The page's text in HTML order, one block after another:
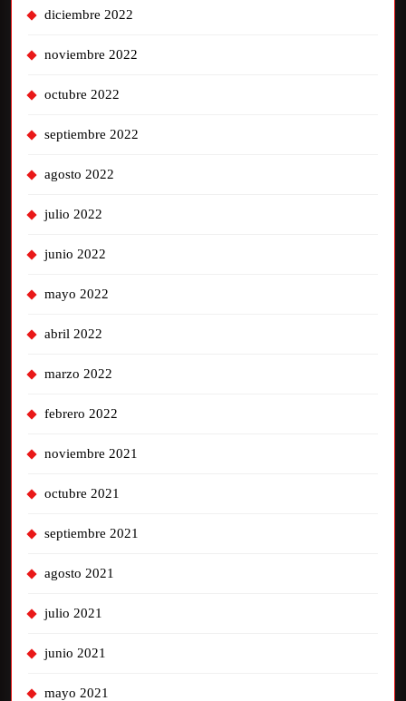
diciembre 2022
noviembre 2022
octubre 2022
septiembre 2022
agosto 2022
julio 2022
junio 2022
mayo 2022
abril 2022
marzo 2022
febrero 2022
noviembre 2021
octubre 2021
septiembre 2021
agosto 2021
julio 2021
junio 2021
mayo 2021